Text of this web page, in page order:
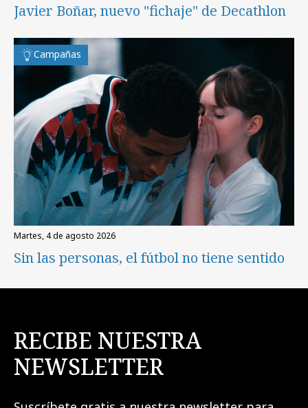
Javier Boñar, nuevo "fichaje" de Decathlon
Campañas
martes, 4 de agosto 2026
Sin las personas, el fútbol no tiene sentido
RECIBE NUESTRA
NEWSLETTER